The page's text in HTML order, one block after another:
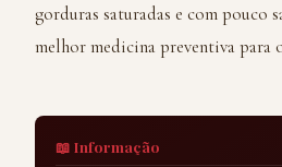
gorduras saturadas e com pouco
melhor medicina preventiva para
📖 Informação